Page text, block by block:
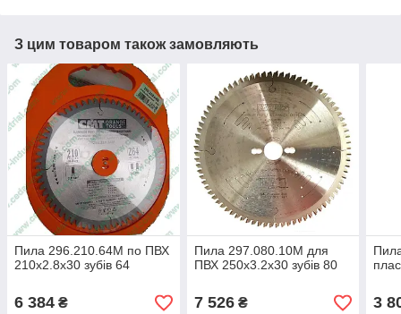
З цим товаром також замовляють
Пила 296.210.64M по ПВХ
210x2.8x30 зубів 64
6 384 ₴
Пила 297.080.10M для
ПВХ 250x3.2x30 зубів 80
7 526₴ 3